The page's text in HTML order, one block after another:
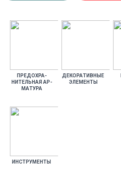
ПРЕ­ДОХ­РА­
НИТЕЛЬ­НАЯ АР­
МА­ТУРА
ДЕ­КОРА­ТИВ­НЫЕ
ЭЛЕ­МЕН­ТЫ
ИНС­ТРУ­МЕН­ТЫ